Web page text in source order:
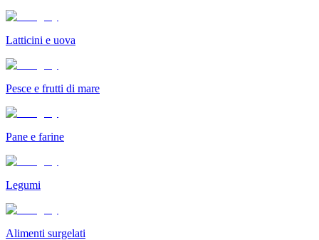
Latticini e uova
Pesce e frutti di mare
Pane e farine
Legumi
Alimenti surgelati